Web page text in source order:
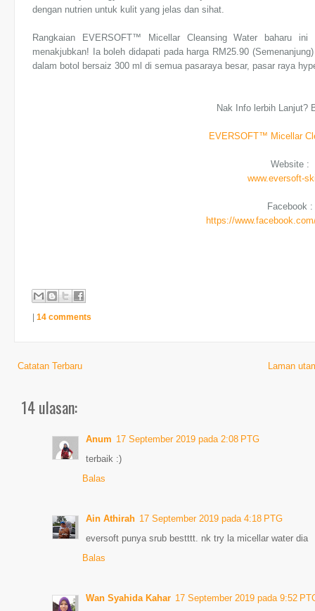
dengan nutrien untuk kulit yang jelas dan sihat.
Rangkaian EVERSOFT™ Micellar Cleansing Water baharu
menakjubkan! Ia boleh didapati pada harga RM25.90
dalam botol bersaiz 300 ml di semua pasaraya besar, pasar raya
Nak Info lerbih Lanjut?
EVERSOFT™ Micellar
Website :
www.eversoft-
Facebook
https://
| 14 comments
Catatan Terbaru Laman
14 ulasan:
Anum 17 September 2019 pada 2:08 PTG
terbaik :)
Balas
Ain Athirah 17 September 2019 pada 4:18 PTG
eversoft punya srub bestttt. nk try la micellar water dia
Balas
Wan Syahida Kahar 17 September 2019 pada 9:52